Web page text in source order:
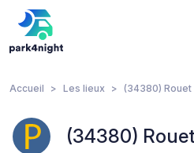
Accueil Les lieux (34380) Rouet
(34380)